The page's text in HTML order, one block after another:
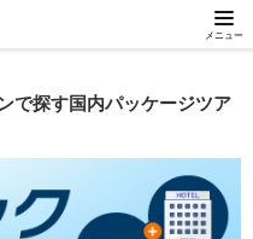
メニュー
で探す国内パッケージツア